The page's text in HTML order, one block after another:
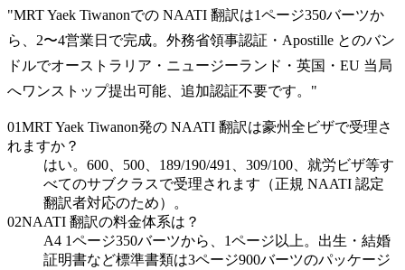
"MRT Yaek Tiwanonでの NAATI 翻訳は1ページ350バーツか
ら、2〜4営業日で完成。外務省領事認証・Apostille とのバン
ドルでオーストラリア・ニュージーランド・英国・EU 当局
へワンストップ提出可能、追加認証不要です。 "
01MRT Yaek Tiwanon発の NAATI 翻訳は豪州全ビザで受理さ
れますか？
はい。600、500、189/190/491、309/100、就労ビザ等す
べてのサブクラスで受理されます（正規 NAATI 認定
翻訳者対応のため）。
02NAATI 翻訳の料金体系は？
A4 1ページ350バーツから、1ページ以上。出生・結婚
証明書など標準書類は3ページ900バーツのパッケージ